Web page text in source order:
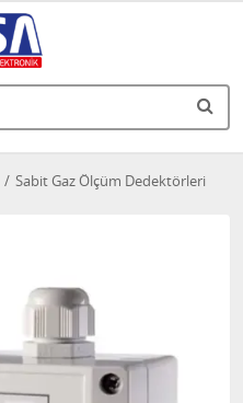
Sabit Gaz Ölçüm Dedektörleri